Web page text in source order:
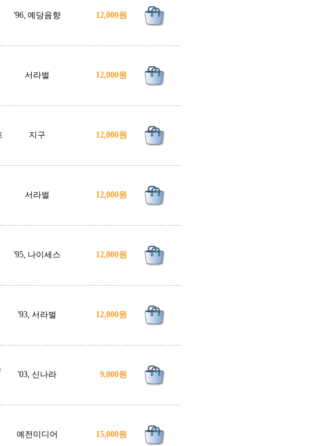
'96, 예당음향 12,000원
서라벌 12,000원
지구 12,000원
서라벌 12,000원
'95, 나이세스 12,000원
'93, 서라벌 12,000원
'03, 신나라 9,000원
예전미디어 15,000원